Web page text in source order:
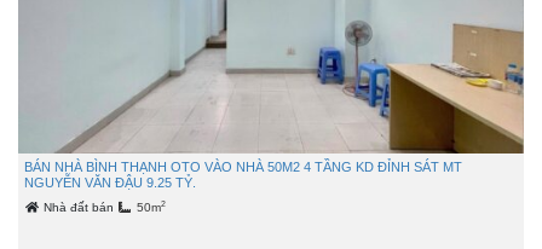
BÁN NHÀ BÌNH THẠNH OTO VÀO NHÀ 50M2 4 TẦNG KD ĐỈNH SÁT MT
NGUYỄN VĂN ĐẬU 9.25 TỶ.
Nhà đất bán 50m2